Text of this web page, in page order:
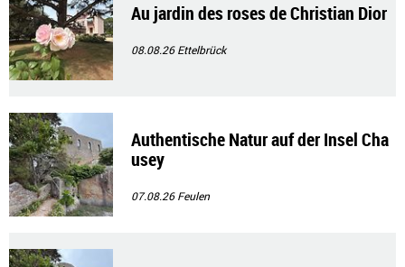
Au jardin des roses de Christian Dior
08.08.26Ettelbrück
Authentische Natur auf der Insel Cha
usey
07.08.26Feulen